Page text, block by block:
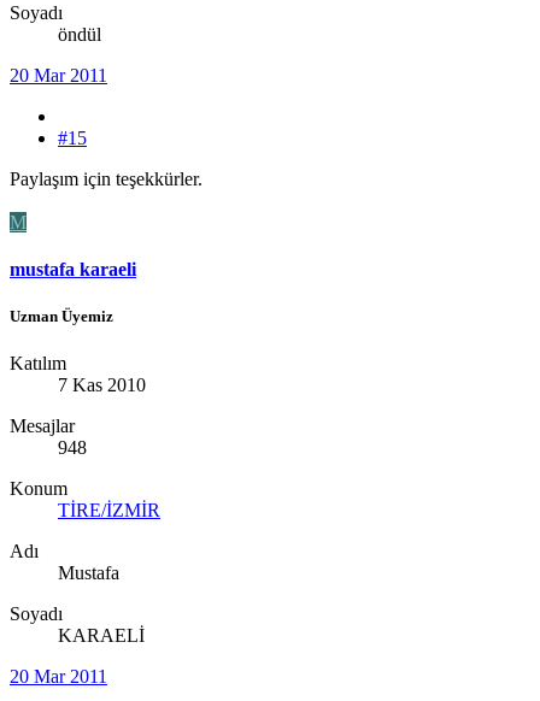
Soyadı
öndül
20 Mar 2011
#15
Paylaşım için teşekkürler.
M
mustafa karaeli
Uzman Üyemiz
Katılım
7 Kas 2010
Mesajlar
948
Konum
TİRE/İZMİR
Adı
Mustafa
Soyadı
KARAELİ
20 Mar 2011